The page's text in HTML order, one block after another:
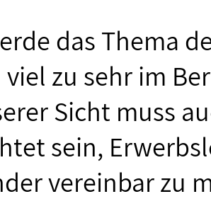
das Thema
zu sehr im
Sicht muss
sein,
vereinbar zu